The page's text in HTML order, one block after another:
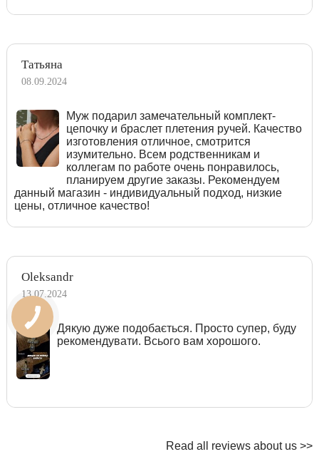
Татьяна
08.09.2024
Муж подарил замечательный комплект-
цепочку и браслет плетения ручей. Качество
изготовления отличное, смотрится
изумительно. Всем родственникам и
коллегам по работе очень понравилось,
планируем другие заказы. Рекомендуем
данный магазин - индивидуальный подход, низкие
цены, отличное качество!
Oleksandr
13.07.2024
Дякую дуже подобається. Просто супер, буду
рекомендувати. Всього вам хорошого.
Read all reviews about us >>